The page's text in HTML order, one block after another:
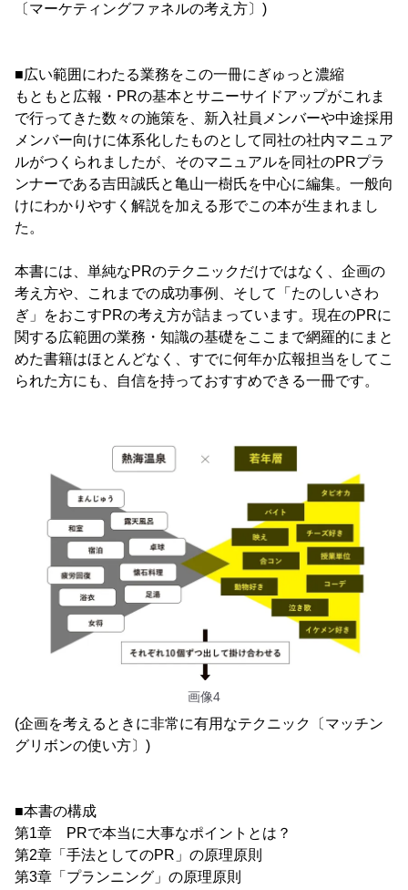
〔マーケティングファネルの考え方〕)
■広い範囲にわたる業務をこの一冊にぎゅっと濃縮
もともと広報・PRの基本とサニーサイドアップがこれま
で行ってきた数々の施策を、新入社員メンバーや中途採用
メンバー向けに体系化したものとして同社の社内マニュア
ルがつくられましたが、そのマニュアルを同社のPRプラ
ンナーである吉田誠氏と亀山一樹氏を中心に編集。一般向
けにわかりやすく解説を加える形でこの本が生まれまし
た。
本書には、単純なPRのテクニックだけではなく、企画の
考え方や、これまでの成功事例、そして「たのしいさわ
ぎ」をおこすPRの考え方が詰まっています。現在のPRに
関する広範囲の業務・知識の基礎をここまで網羅的にまと
めた書籍はほとんどなく、すでに何年か広報担当をしてこ
られた方にも、自信を持っておすすめできる一冊です。
画像4
(企画を考えるときに非常に有用なテクニック〔マッチン
グリボンの使い方〕)
■本書の構成
第1章 PRで本当に大事なポイントとは？
第2章「手法としてのPR」の原理原則
第3章「プランニング」の原理原則